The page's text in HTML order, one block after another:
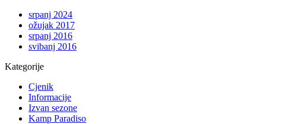
srpanj 2024
ožujak 2017
srpanj 2016
svibanj 2016
Kategorije
Cjenik
Informacije
Izvan sezone
Kamp Paradiso